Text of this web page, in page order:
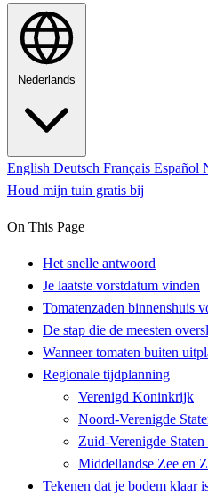
Nederlands
English Deutsch Français Español
Houd mijn tuin gratis bij
On This Page
Het snelle antwoord
Je laatste vorstdatum vinden
Tomatenzaden binnenshuis
De stap die de meesten
Wanneer tomaten buiten
Regionale tijdplanning
Verenigd Koninkrijk
Noord-Verenigde
Zuid-Verenigde
Middellandse Zee en
Tekenen dat je bodem klaar